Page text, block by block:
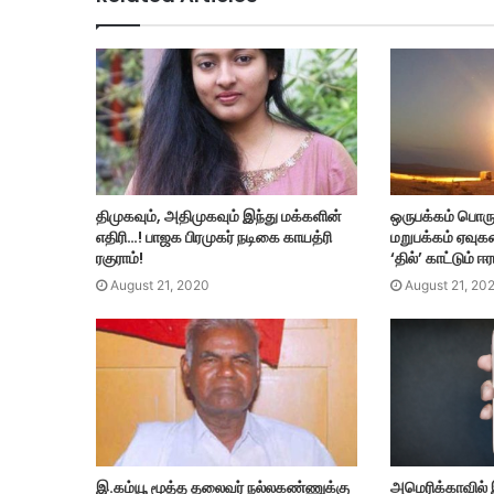
திமுகவும், அதிமுகவும் இந்து மக்களின்
எதிரி…! பாஜக பிரமுகர் நடிகை காயத்ரி
ரகுராம்!
August 21, 2020
ஒருபக்கம்
மறுபக்கம்
‘தில்’ காட்டும்
August 21,
இ.கம்யூ மூத்த தலைவர் நல்லகண்ணுக்கு